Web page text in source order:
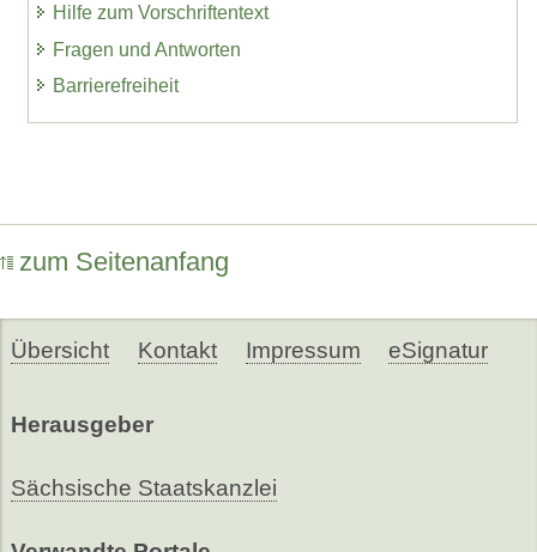
Hilfe zum Vorschriftentext
Fragen und Antworten
Barrierefreiheit
zum Seitenanfang
Übersicht Kontakt Impressum eSignatur
Herausgeber
Sächsische Staatskanzlei